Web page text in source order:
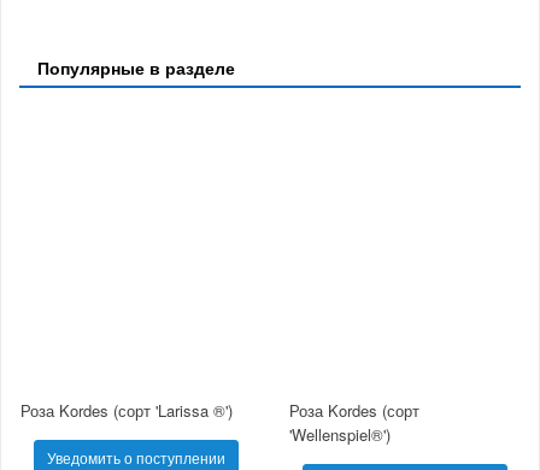
Популярные в разделе
Роза Kordes (сорт 'Larissa ®')
Уведомить о поступлении
Роза Kordes (сорт
'Wellenspiel®')